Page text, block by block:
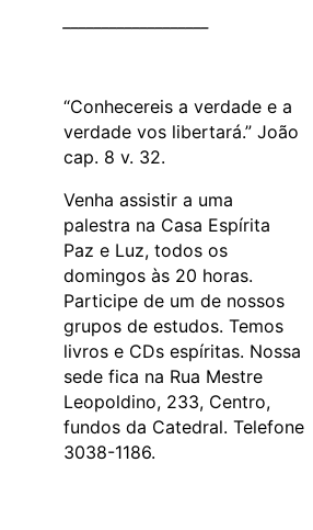
“Conhecereis a verdade e a
verdade vos libertará.” João
cap. 8 v. 32.
Venha assistir a uma
palestra na Casa Espírita
Paz e Luz, todos os
domingos às 20 horas.
Participe de um de nossos
grupos de estudos. Temos
livros e CDs espíritas. Nossa
sede fica na Rua Mestre
Leopoldino, 233, Centro,
fundos da Catedral. Telefone
3038-1186.